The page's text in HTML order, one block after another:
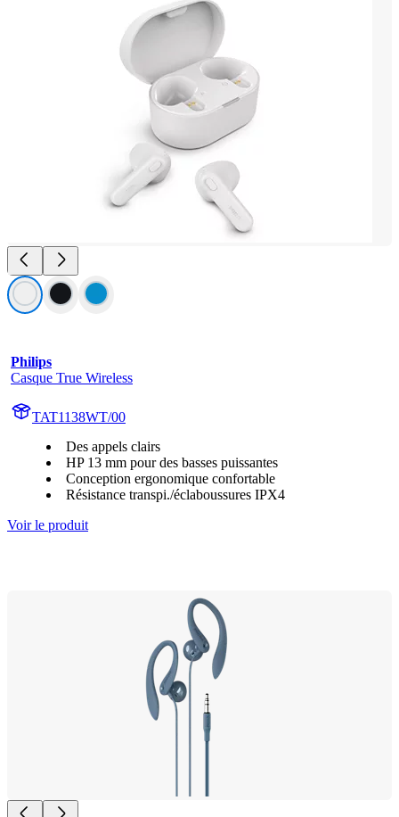
Philips
Casque True Wireless
TAT1138WT/00
Des appels clairs
HP 13 mm pour des basses puissantes
Conception ergonomique confortable
Résistance transpi./éclaboussures IPX4
Voir le produit